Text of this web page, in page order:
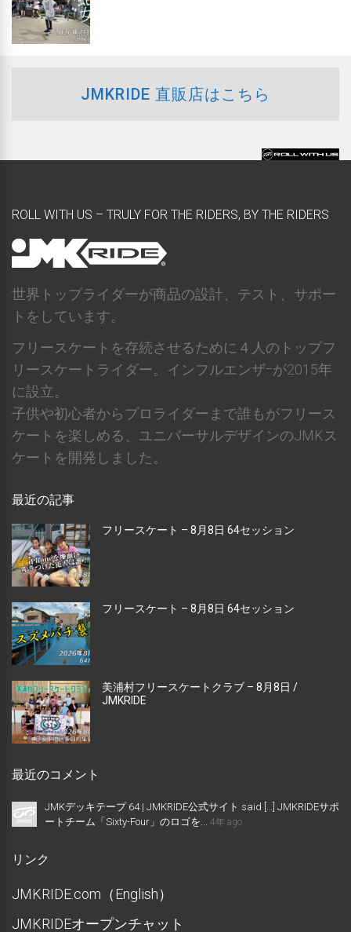
JMKRIDE 直販店はこちら
ROLL WITH US – TRULY FOR THE RIDERS, BY THE RIDERS
世界トップライダーが商品の設計、テスト、サポー
トをしています。
フリースケートを存続させるために４人のトップフ
リースケートライダー。インフルエンザｰが2015年
に設立。
子供や初心者からプロライダーまで誰もがフリース
ケートを楽しめる、ユニバーサルデザインのJMKス
ケートを開発しました。
最近の記事
フリースケート – 8月8日 64セッション
フリースケート – 8月8日 64セッション
美浦村フリースケートクラブ – 8月8日 /
JMKRIDE
最近のコメント
JMKデッキテープ 64 | JMKRIDE公式サイト said […] JMKRIDEサポ
ートチーム「Sixty-Four」のロゴを...
4年 ago
リンク
JMKRIDE.com（English）
JMKRIDEオープンチャット